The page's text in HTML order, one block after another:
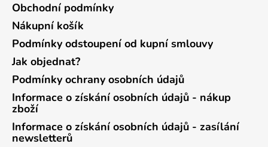
Obchodní podmínky
Nákupní košík
Podmínky odstoupení od kupní smlouvy
Jak objednat?
Podmínky ochrany osobních údajů
Informace o získání osobních údajů - nákup
zboží
Informace o získání osobních údajů - zasílání
newsletterů